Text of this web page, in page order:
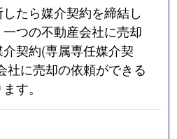
たら媒介契約を締結し
つの不動産会社に売却
契約(専属専任媒介契
社に売却の依頼ができる
す。